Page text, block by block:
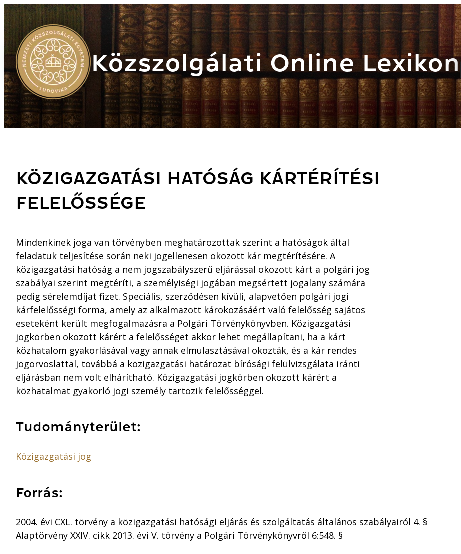
Közszolgálati Online Lexikon
KÖZIGAZGATÁSI HATÓSÁG KÁRTÉRÍTÉSI
FELELŐSSÉGE
Mindenkinek joga van törvényben meghatározottak szerint a hatóságok által
feladatuk teljesítése során neki jogellenesen okozott kár megtérítésére. A
közigazgatási hatóság a nem jogszabályszerű eljárással okozott kárt a polgári jog
szabályai szerint megtéríti, a személyiségi jogában megsértett jogalany számára
pedig sérelemdíjat fizet. Speciális, szerződésen kívüli, alapvetően polgári jogi
kárfelelősségi forma, amely az alkalmazott károkozásáért való felelősség sajátos
eseteként került megfogalmazásra a Polgári Törvénykönyvben. Közigazgatási
jogkörben okozott kárért a felelősséget akkor lehet megállapítani, ha a kárt
közhatalom gyakorlásával vagy annak elmulasztásával okozták, és a kár rendes
jogorvoslattal, továbbá a közigazgatási határozat bírósági felülvizsgálata iránti
eljárásban nem volt elhárítható. Közigazgatási jogkörben okozott kárért a
közhatalmat gyakorló jogi személy tartozik felelősséggel.
Tudományterület:
Közigazgatási jog
Forrás:
2004. évi CXL. törvény a közigazgatási hatósági eljárás és szolgáltatás általános szabályairól 4. §
Alaptörvény XXIV. cikk 2013. évi V. törvény a Polgári Törvénykönyvről 6:548. §